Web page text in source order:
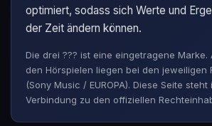
optimiert, sodass sich Werte und
der Zeit ändern können.
Die drei ??? ist eine eingetragene Marke.
den Hörspielen liegen bei den jeweiligen
(Sony Music / EUROPA). Diese Seite
Verbindung zu den offiziellen